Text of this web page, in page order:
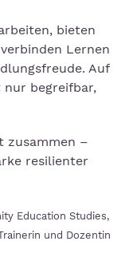
bieten
Lernen
Auf
nur begreifbar,
zusammen –
resilienter
Education Studies,
und Dozentin